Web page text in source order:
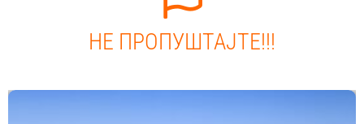
НЕ ПРОПУШТАЈТЕ!!!